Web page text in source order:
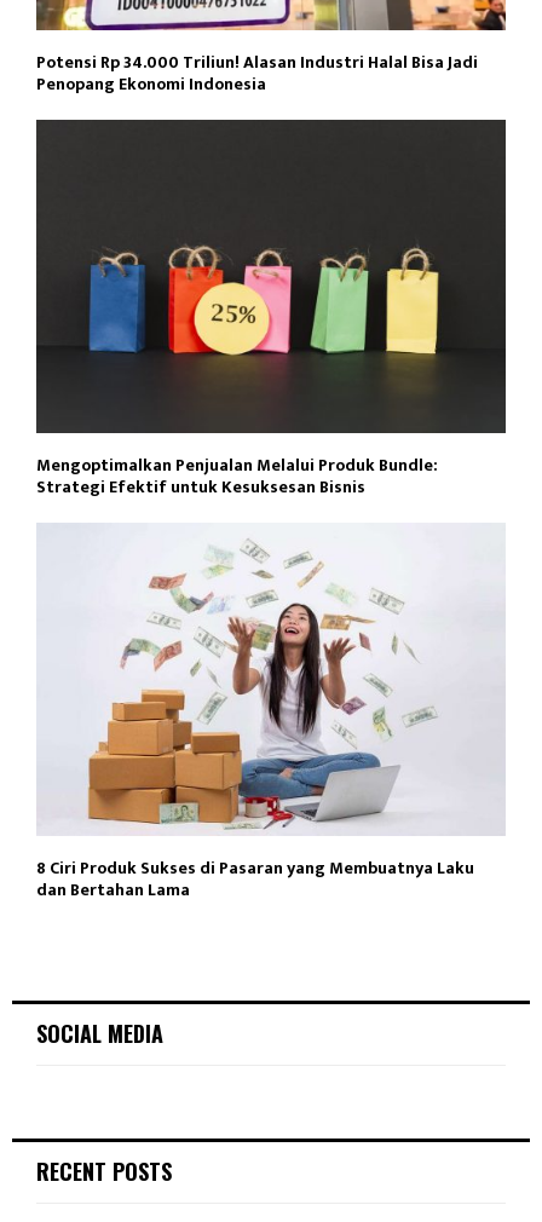
Potensi Rp 34.000 Triliun! Alasan Industri Halal Bisa Jadi
Penopang Ekonomi Indonesia
Mengoptimalkan Penjualan Melalui Produk Bundle:
Strategi Efektif untuk Kesuksesan Bisnis
8 Ciri Produk Sukses di Pasaran yang Membuatnya Laku
dan Bertahan Lama
SOCIAL MEDIA
RECENT POSTS